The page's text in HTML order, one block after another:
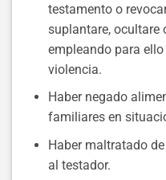
testamento o
suplantare, ocultare
empleando para
violencia.
Haber negado
familiares en
Haber maltratado
al testador.